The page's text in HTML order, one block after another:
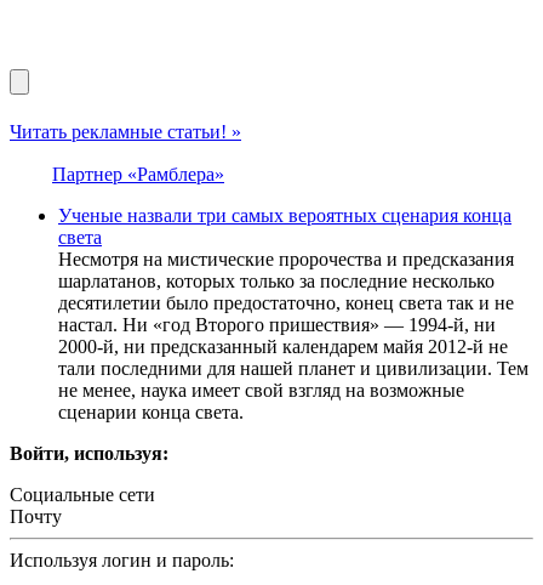
Читать рекламные статьи! »
Партнер «Рамблера»
Ученые назвали три самых вероятных сценария конца
света
Несмотря на мистические пророчества и предсказания
шарлатанов, которых только за последние несколько
десятилетии было предостаточно, конец света так и не
настал. Ни «год Второго пришествия» — 1994-й, ни
2000-й, ни предсказанный календарем майя 2012-й не
тали последними для нашей планет и цивилизации. Тем
не менее, наука имеет свой взгляд на возможные
сценарии конца света.
Войти, используя:
Социальные сети
Почту
Используя логин и пароль: